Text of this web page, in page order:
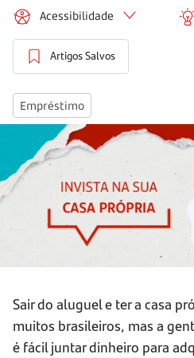
Acessibilidade
Artigos Salvos
Empréstimo
Sair do aluguel e ter a casa
muitos brasileiros, mas a
é fácil juntar dinheiro para